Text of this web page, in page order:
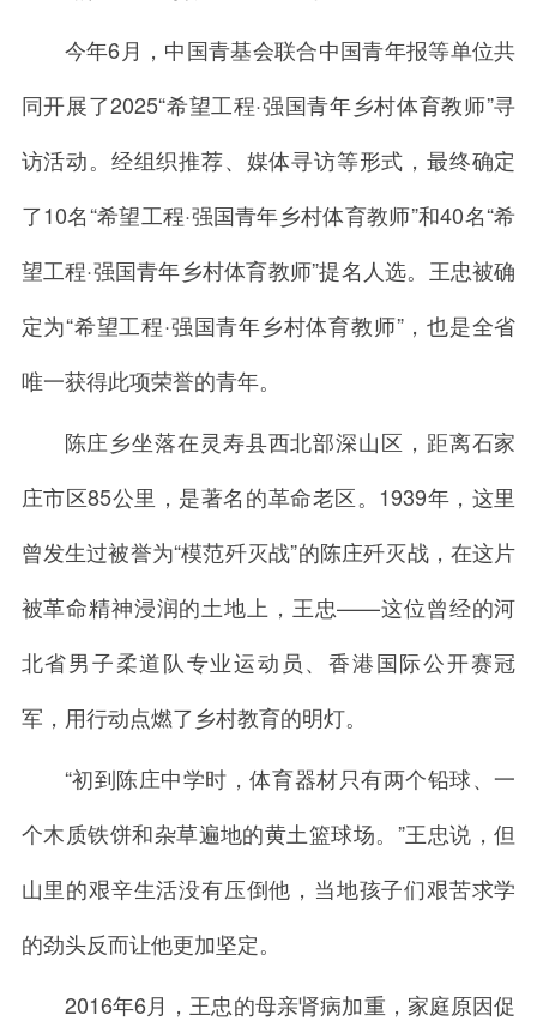
今年6月，中国青基会联合中国青年报等单位共
同开展了2025“希望工程·强国青年乡村体育教师”寻
访活动。经组织推荐、媒体寻访等形式，最终确定
了10名“希望工程·强国青年乡村体育教师”和40名“希
望工程·强国青年乡村体育教师”提名人选。王忠被确
定为“希望工程·强国青年乡村体育教师”，也是全省
唯一获得此项荣誉的青年。
陈庄乡坐落在灵寿县西北部深山区，距离石家
庄市区85公里，是著名的革命老区。1939年，这里
曾发生过被誉为“模范歼灭战”的陈庄歼灭战，在这片
被革命精神浸润的土地上，王忠——这位曾经的河
北省男子柔道队专业运动员、香港国际公开赛冠
军，用行动点燃了乡村教育的明灯。
“初到陈庄中学时，体育器材只有两个铅球、一
个木质铁饼和杂草遍地的黄土篮球场。”王忠说，但
山里的艰辛生活没有压倒他，当地孩子们艰苦求学
的劲头反而让他更加坚定。
2016年6月，王忠的母亲肾病加重，家庭原因促